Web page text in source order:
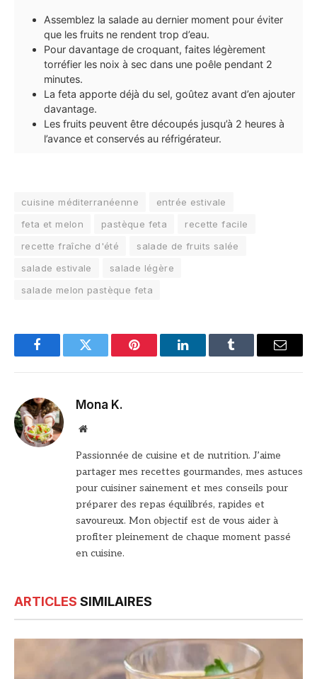
Assemblez la salade au dernier moment pour éviter
que les fruits ne rendent trop d’eau.
Pour davantage de croquant, faites légèrement
torréfier les noix à sec dans une poêle pendant 2
minutes.
La feta apporte déjà du sel, goûtez avant d’en ajouter
davantage.
Les fruits peuvent être découpés jusqu’à 2 heures à
l’avance et conservés au réfrigérateur.
cuisine méditerranéenne
entrée estivale
feta et melon
pastèque feta
recette facile
recette fraîche d'été
salade de fruits salée
salade estivale
salade légère
salade melon pastèque feta
FacebookTwitter Pinterest LinkedInTumblr Email
Mona K.
Site
Passionnée de cuisine et de nutrition. J’aime
partager mes recettes gourmandes, mes astuces
pour cuisiner sainement et mes conseils pour
préparer des repas équilibrés, rapides et
savoureux. Mon objectif est de vous aider à
profiter pleinement de chaque moment passé
en cuisine.
ARTICLES SIMILAIRES